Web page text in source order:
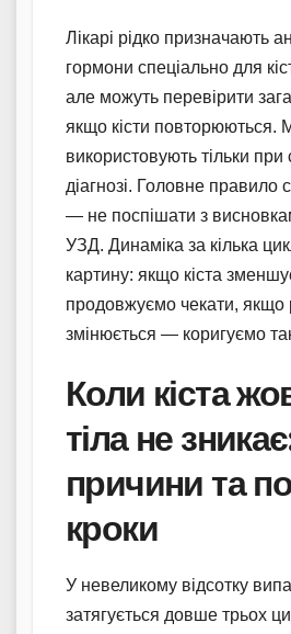
Лікарі рідко призначають
гормони спеціально для
але можуть перевірити
якщо кісти повторюються.
використовують тільки при
діагнозі. Головне правило
— не поспішати з
УЗД. Динаміка за кілька
картину: якщо кіста
продовжуємо чекати, якщо
змінюється — коригуємо
Коли кіста
тіла не
причини та
кроки
У невеликому відсотку
затягується довше трьох